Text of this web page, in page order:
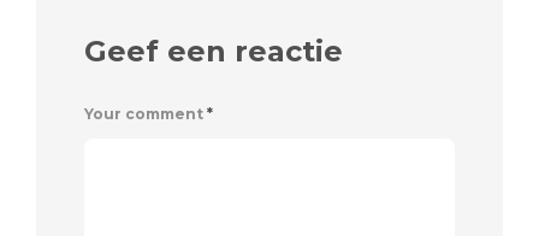
Geef een reactie
Your comment *